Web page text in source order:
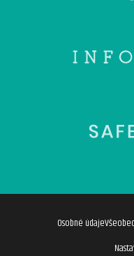
Osobné údaje